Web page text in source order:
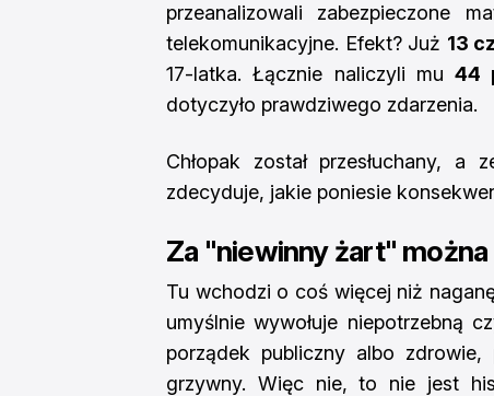
przeanalizowali zabezpieczone
telekomunikacyjne. Efekt? Już 13
17-latka. Łącznie naliczyli mu44
dotyczyło prawdziwego zdarzenia.
Chłopak został przesłuchany,
zdecyduje, jakie poniesie
Za "niewinny żart"
Tu wchodzi o coś więcej niż
umyślnie wywołuje niepotrzebną
porządek publiczny albo
grzywny. Więc nie, to nie jest